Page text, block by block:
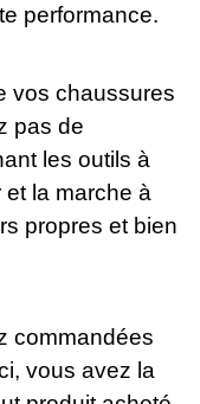
performance.
vos chaussures
pas de
les outils à
la marche à
propres et bien
commandées
vous avez la